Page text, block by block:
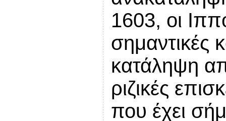
1603, οι
σημαντικές
κατάληψη
ριζικές
που έχει